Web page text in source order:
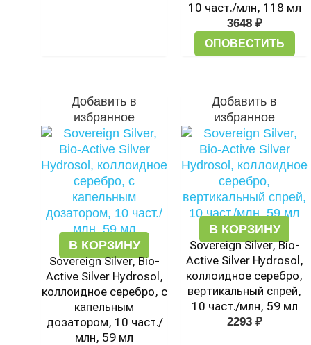
10 част./млн, 118 мл
3648 ₽
ОПОВЕСТИТЬ
Добавить в
избранное
В КОРЗИНУ
Sovereign Silver, Bio-
Active Silver Hydrosol,
коллоидное серебро, с
капельным
дозатором, 10 част./
млн, 59 мл
Добавить в
избранное
В КОРЗИНУ
Sovereign Silver, Bio-
Active Silver Hydrosol,
коллоидное серебро,
вертикальный спрей,
10 част./млн, 59 мл
2293 ₽